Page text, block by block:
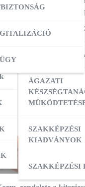
VÉTELI
OKTATÓI
ÁGAZATI
SZAKKÉPZÉSI
KIADVÁNYOK
SZAKKÉPZÉSI